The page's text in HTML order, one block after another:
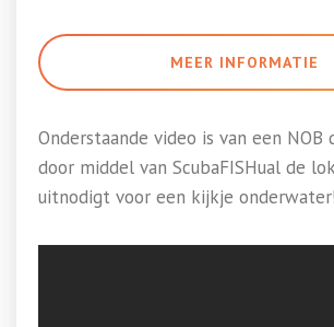
MEER INFORMATIE
Onderstaande video is van een NOB
door middel van ScubaFISHual de
uitnodigt voor een kijkje onderwater!